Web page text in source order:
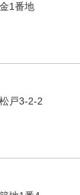
1番地
戸3-2-2